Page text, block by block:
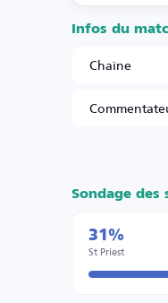
Infos du
Chaîne
Sondage des
31%
St Priest